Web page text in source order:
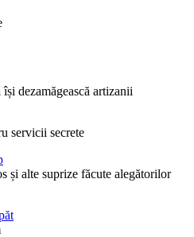
dezamăgească artizanii
servicii secrete
și alte suprize făcute alegătorilor